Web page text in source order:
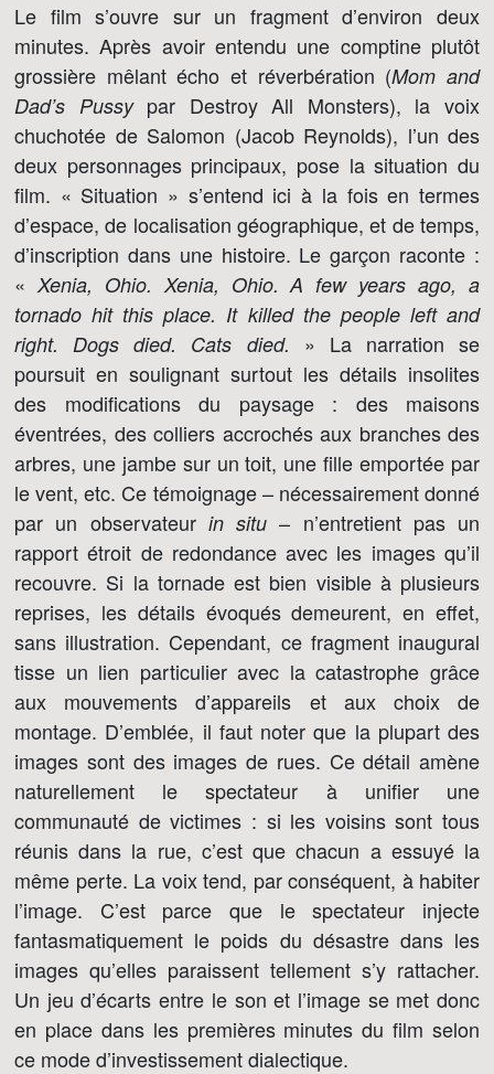
Le film s’ouvre sur un fragment d’environ deux
minutes. Après avoir entendu une comptine plutôt
grossière mêlant écho et réverbération (Mom and
Dad’s Pussypar Destroy All Monsters), la voix
chuchotée de Salomon (Jacob Reynolds), l’un des
deux personnages principaux, pose la situation du
film. « Situation » s’entend ici à la fois en termes
d’espace, de localisation géographique, et de temps,
d’inscription dans une histoire. Le garçon raconte :
« Xenia, Ohio. Xenia, Ohio. A few years ago, a
tornado hit this place. It killed the people left and
right. Dogs died. Cats died. » La narration se
poursuit en soulignant surtout les détails insolites
des modifications du paysage : des maisons
éventrées, des colliers accrochés aux branches des
arbres, une jambe sur un toit, une fille emportée par
le vent, etc. Ce témoignage – nécessairement donné
par un observateur in situ – n’entretient pas un
rapport étroit de redondance avec les images qu’il
recouvre. Si la tornade est bien visible à plusieurs
reprises, les détails évoqués demeurent, en effet,
sans illustration. Cependant, ce fragment inaugural
tisse un lien particulier avec la catastrophe grâce
aux mouvements d’appareils et aux choix de
montage. D’emblée, il faut noter que la plupart des
images sont des images de rues. Ce détail amène
naturellement le spectateur à unifier une
communauté de victimes : si les voisins sont tous
réunis dans la rue, c’est que chacun a essuyé la
même perte. La voix tend, par conséquent, à habiter
l’image. C’est parce que le spectateur injecte
fantasmatiquement le poids du désastre dans les
images qu’elles paraissent tellement s’y rattacher.
Un jeu d’écarts entre le son et l’image se met donc
en place dans les premières minutes du film selon
ce mode d’investissement dialectique.